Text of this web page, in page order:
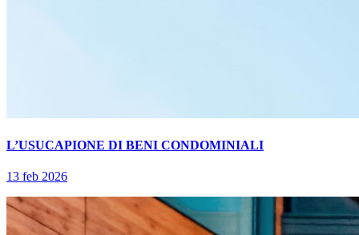
L’USUCAPIONE DI BENI CONDOMINIALI
13 feb 2026